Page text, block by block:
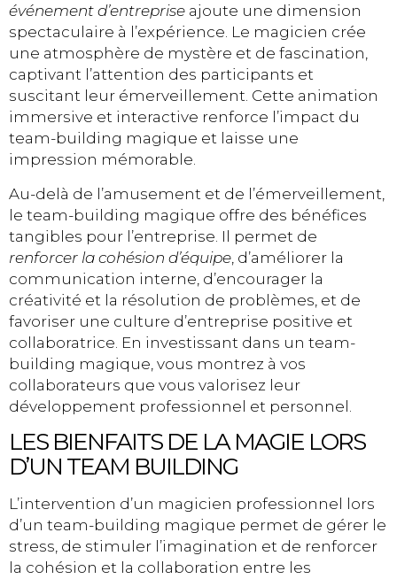
événement d’entreprise ajoute une dimension
spectaculaire à l’expérience. Le magicien crée
une atmosphère de mystère et de fascination,
captivant l’attention des participants et
suscitant leur émerveillement. Cette animation
immersive et interactive renforce l’impact du
team-building magique et laisse une
impression mémorable.
Au-delà de l’amusement et de l’émerveillement,
le team-building magique offre des bénéfices
tangibles pour l’entreprise. Il permet de
renforcer la cohésion d’équipe , d’améliorer la
communication interne, d’encourager la
créativité et la résolution de problèmes, et de
favoriser une culture d’entreprise positive et
collaboratrice. En investissant dans un team-
building magique, vous montrez à vos
collaborateurs que vous valorisez leur
développement professionnel et personnel.
LES BIENFAITS DE LA MAGIE LORS
D’UN TEAM BUILDING
L’intervention d’un magicien professionnel lors
d’un team-building magique permet de gérer le
stress, de stimuler l’imagination et de renforcer
la cohésion et la collaboration entre les